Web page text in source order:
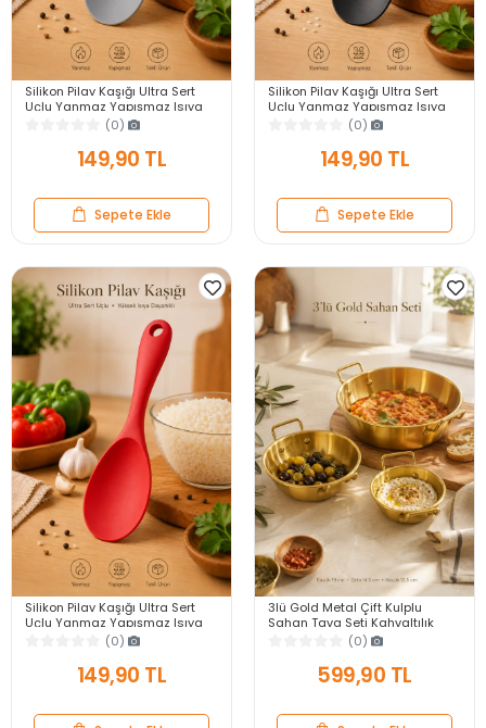
Silikon Pilav Kaşığı Ultra Sert
Uçlu Yanmaz Yapışmaz Isıya
Dayanıklı Gri Servis Yemek
(0)
149,90 TL
Sepete Ekle
Silikon Pilav Kaşığı Ultra Sert
Uçlu Yanmaz Yapışmaz Isıya
Dayanıklı Siyah Servis Yemek
(0)
149,90 TL
Sepete Ekle
Silikon Pilav Kaşığı Ultra Sert
Uçlu Yanmaz Yapışmaz Isıya
Dayanıklı Kırmızı Servis Yemek
(0)
149,90 TL
3lü Gold Metal Çift Kulplu
Sahan Tava Seti Kahvaltılık
Meze Menemen Mutfak Sofra
Sunum Kabı Seti
(0)
599,90 TL